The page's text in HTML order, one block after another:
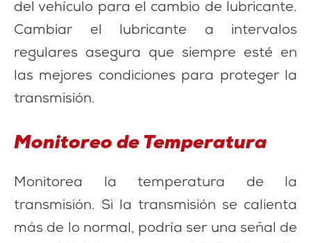
del vehículo para el cambio de lubricante.
Cambiar el lubricante a intervalos
regulares asegura que siempre esté en
las mejores condiciones para proteger la
transmisión.
Monitoreo de Temperatura
Monitorea la temperatura de la
transmisión. Si la transmisión se calienta
más de lo normal, podría ser una señal de